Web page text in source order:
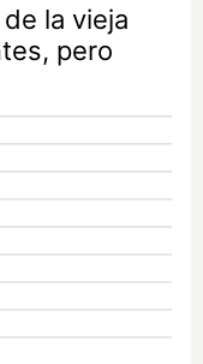
la vieja
pero